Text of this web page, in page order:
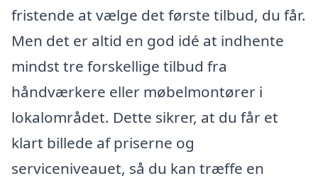
fristende at vælge det første tilbud, du får.
Men det er altid en god idé at indhente
mindst tre forskellige tilbud fra
håndværkere eller møbelmontører i
lokalområdet. Dette sikrer, at du får et
klart billede af priserne og
serviceniveauet, så du kan træffe en